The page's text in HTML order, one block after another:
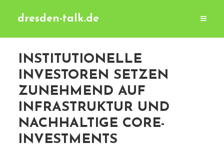
dresden-talk.de
INSTITUTIONELLE
INVESTOREN SETZEN
ZUNEHMEND AUF
INFRASTRUKTUR UND
NACHHALTIGE CORE-
INVESTMENTS